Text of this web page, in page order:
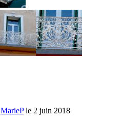
MariePle 2 juin 2018